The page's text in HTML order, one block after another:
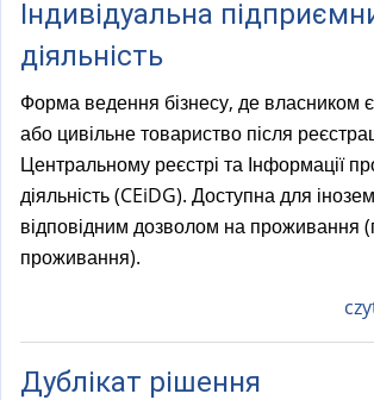
Індивідуальна
діяльність
Форма ведення бізнесу, де власником
або цивільне товариство після
Центральному реєстрі та Інформації
діяльність (CEiDG). Доступна для
відповідним дозволом на проживання
проживання).
Дублікат рішення